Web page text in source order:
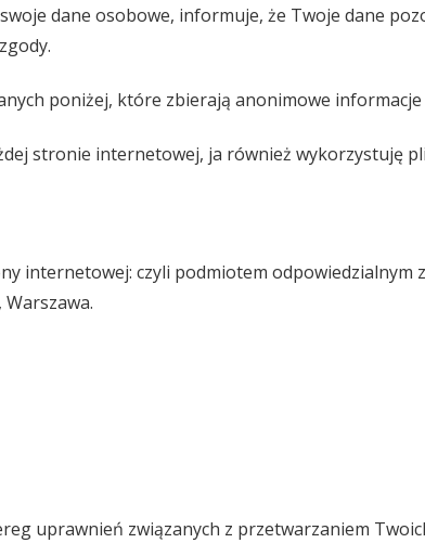
dane osobowe, informuje, że Twoje dane
poniżej, które zbierają anonimowe
stronie internetowej, ja również wykorzystuję
internetowej: czyli podmiotem odpowiedzialnym
uprawnień związanych z przetwarzaniem